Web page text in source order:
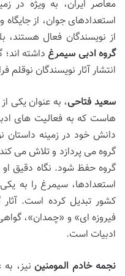
معاصر ایران، به ویژه در
استعدادهای جوان، از جایگاه
از نویسندگان فعال
گروه ادبی سیمرغ داشته
انتشار آثار نویسندگان نوقلم
سعید فتاحی، به عنوان یکی
هاست که به فعالیت های
دانش خود در زمینه داستان
گروه می پردازد و تلاش می کند
گروه حفظ شود. نگاه دقیق او
استعدادها، سیمرغ را به
کشور تبدیل کرده است. آثار
فیروزه ای» و «چمدان»،
ادبیات است.
نجمه خادم المومنین نیز،